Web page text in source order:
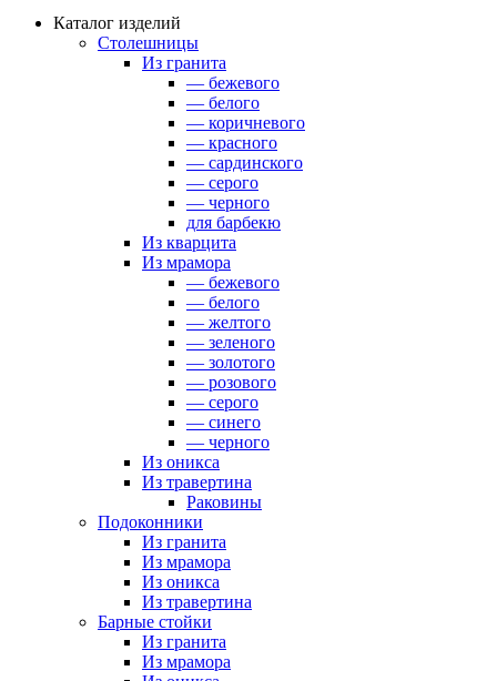
Каталог изделий
Столешницы
Из гранита
— бежевого
— белого
— коричневого
— красного
— сардинского
— серого
— черного
для барбекю
Из кварцита
Из мрамора
— бежевого
— белого
— желтого
— зеленого
— золотого
— розового
— серого
— синего
— черного
Из оникса
Из травертина
Раковины
Подоконники
Из гранита
Из мрамора
Из оникса
Из травертина
Барные стойки
Из гранита
Из мрамора